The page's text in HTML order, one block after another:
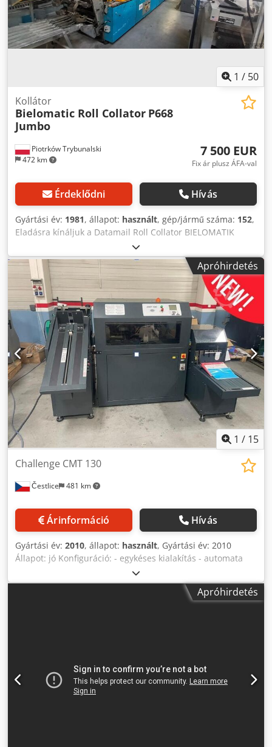
1 / 50
Piotrków Trybunalski
472 km
Kollátor
Bielomatic Roll Collator P668
Jumbo
7 500 EUR
Fix ár plusz ÁFA-val
Érdeklődni Hívás
Gyártási év: 1981, állapot: használt, gép/jármű száma: 152,
Eladásra kínáljuk a Datamail Roll Collator BIELOMATIK
JUMBO DATAMAIL COLLATOR P668 berendezést.
Konfiguráció: Crodpfx Aasum T Ncsgjf Évjárat: 1981 Jumbo
papír letekercselő, Ø 127 cm (50") Szénpapír letekercselő,
Ø 70 cm Keresztirányú ragasztóegység NEM ELÉRHETŐ!!!
Programozható hosszúságú ragasztóegység NEM
ELÉRHETŐ!!! Különböző méretű stancoló hengerek és
számozógépekhez tartozó bütykök. Kivételes továbbító
berendezés adagolóval és Bielomatik (VWZ) haladó
számozási lehetőséggel – a fotókon nem látható. Néhány
alkatrész is tartozik hozzá. Működőképes, videót tudok
küldeni. Az ár szétszereléssel együtt 9.000 euró.
Apróhirdetés
1 / 15
Čestlice 481 km
Challenge CMT 130
Árinformáció Hívás
Gyártási év: 2010, állapot: használt, Gyártási év: 2010
Állapot: jó Konfiguráció: - egykéses kialakítás - automata
adagoló - automata függőleges kirakó - teljesen
automatikus beállítás - segédberendezés nélküli
üzemeltetés - két kés Műszaki paraméterek: - max. méret
óra - tömeg: 680 kg - méretek: 1520 x 1320 x 1450 mm -
csatlakozás: 230 V, 50/60 Hz, 3 fázis, 20 A vagy 380/415VAC,
Apróhirdetés